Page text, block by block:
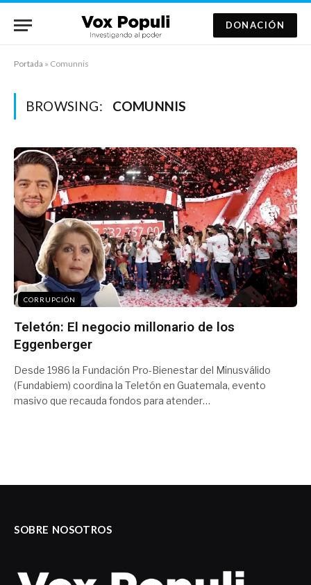
DONACIÓN
Portada » Comunnis
BROWSING: COMUNNIS
CORRUPCIÓN
Teletón: El negocio millonario de los
Eggenberger
Desde 1986 la Fundación Pro-Bienestar del Minusválido
(Fundabiem) coordina la Teletón en Guatemala, evento
masivo que recauda fondos para atender…
SOBRE NOSOTROS